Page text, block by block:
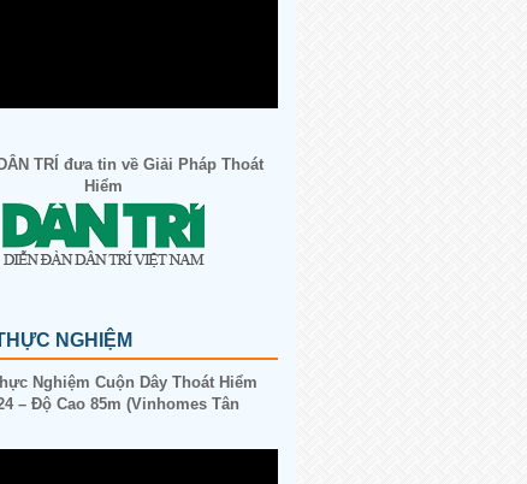
TRÍ đưa tin về Giải Pháp Thoát
Hiểm
NGHIỆM
Nghiệm Cuộn Dây Thoát Hiểm
– Độ Cao 85m (Vinhomes Tân